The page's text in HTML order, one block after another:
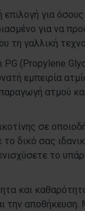
για
για να
τη γαλλική
PG (Propylene
εμπειρία
ατμού
σε
δικό σας
το
και
αποθήκευση.